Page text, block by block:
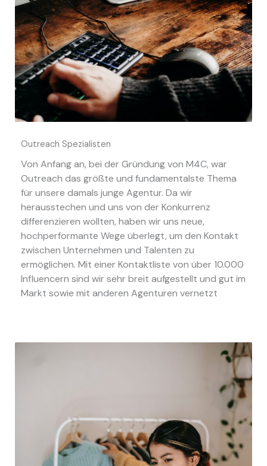
Outreach Spezialisten
Von Anfang an, bei der Gründung von M4C, war
Outreach das größte und fundamentalste Thema
für unsere damals junge Agentur. Da wir
herausstechen und uns von der Konkurrenz
differenzieren wollten, haben wir uns neue,
hochperformante Wege überlegt, um den Kontakt
zwischen Unternehmen und Talenten zu
ermöglichen. Mit einer Kontaktliste von über 10.000
Influencern sind wir sehr breit aufgestellt und gut im
Markt sowie mit anderen Agenturen vernetzt